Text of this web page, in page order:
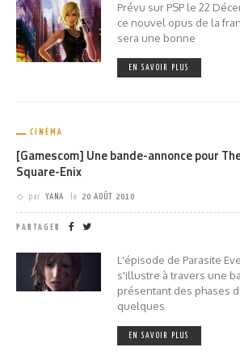
Prévu sur PSP le 22
ce nouvel opus de la
sera une bonne
EN SAVOIR PLUS
CINÉMA
[Gamescom] Une bande-annonce pour
Square-Enix
par YANA le 20 AOÛT 2010
PARTAGER
L'épisode de Parasite
s'illustre à travers une
présentant des phases
quelques
EN SAVOIR PLUS